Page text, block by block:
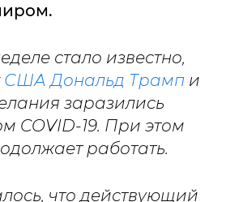
стало известно,
США Дональд Трамп и
заразились
COVID-19. При этом
работать.
что действующий